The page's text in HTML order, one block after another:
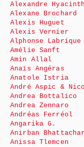
Alexandre
Alexane Brochard
Alexis Huguet
Alexis Vernier
Alphonse Labrique
Amélie Sanft
Amin Allal
Anaïs Angéras
Anatole Istria
André Aspic &
Andrea Bottalico
Andrea Zennaro
Andréas Ferréol
Angarika G.
Anirban
Anissa Tlemcen